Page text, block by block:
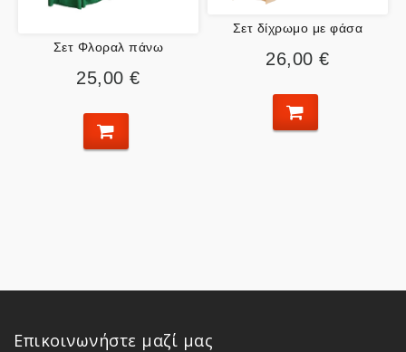
Σετ Φλοραλ πάνω
25,00 €
Σετ δίχρωμο με φάσα
26,00 €
Επικοινωνήστε μαζί μας